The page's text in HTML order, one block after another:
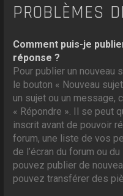
PROBLÈMES
Comment puis-je
réponse ?
Pour publier un nouveau
le bouton « Nouveau
un sujet ou un message,
« Répondre ». Il se peut
inscrit avant de pouvoir
forum, une liste de vos
de l’écran du forum ou
pouvez publier de
pouvez transférer des